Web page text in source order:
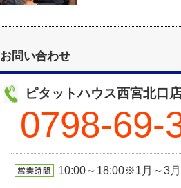
お問い合わせ
ピタットハウス西宮北口
0798-69-
10:00～18:00※1月～3